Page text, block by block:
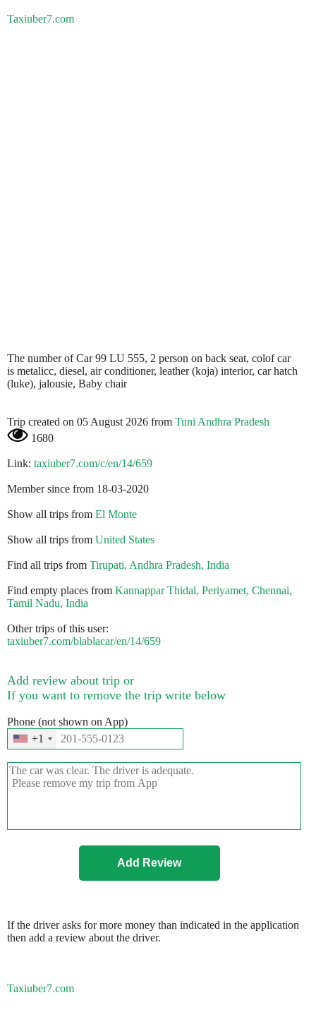
Taxiuber7.com
The number of Car 99 LU 555, 2 person on back seat, colof car
is metalicc, diesel, air conditioner, leather (koja) interior, car hatch
(luke), jalousie, Baby chair
Trip created on 05 August 2026 from Tuni Andhra Pradesh
1680
Link: taxiuber7.com/c/en/14/659
Member since from 18-03-2020
Show all trips from El Monte
Show all trips from United States
Find all trips from Tirupati, Andhra Pradesh, India
Find empty places from Kannappar Thidal, Periyamet, Chennai,
Tamil Nadu, India
Other trips of this user:
taxiuber7.com/blablacar/en/14/659
Add review about trip or
If you want to remove the trip write below
Phone (not shown on App)
+1
If the driver asks for more money than indicated in the application
then add a review about the driver.
Taxiuber7.com